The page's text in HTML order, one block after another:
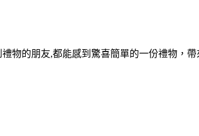
物的朋友,都能感到驚喜簡單的一份禮物，